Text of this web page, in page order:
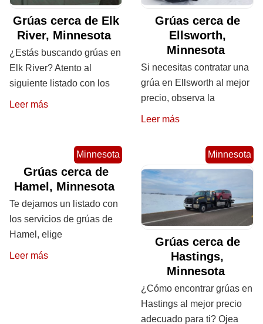
Grúas cerca de Elk
River, Minnesota
¿Estás buscando grúas en
Elk River? Atento al
siguiente listado con los
Leer más
Grúas cerca de
Ellsworth,
Minnesota
Si necesitas contratar una
grúa en Ellsworth al mejor
precio, observa la
Leer más
Minnesota
Grúas cerca de
Hamel, Minnesota
Te dejamos un listado con
los servicios de grúas de
Hamel, elige
Leer más
Minnesota
Grúas cerca de
Hastings,
Minnesota
¿Cómo encontrar grúas en
Hastings al mejor precio
adecuado para ti? Ojea